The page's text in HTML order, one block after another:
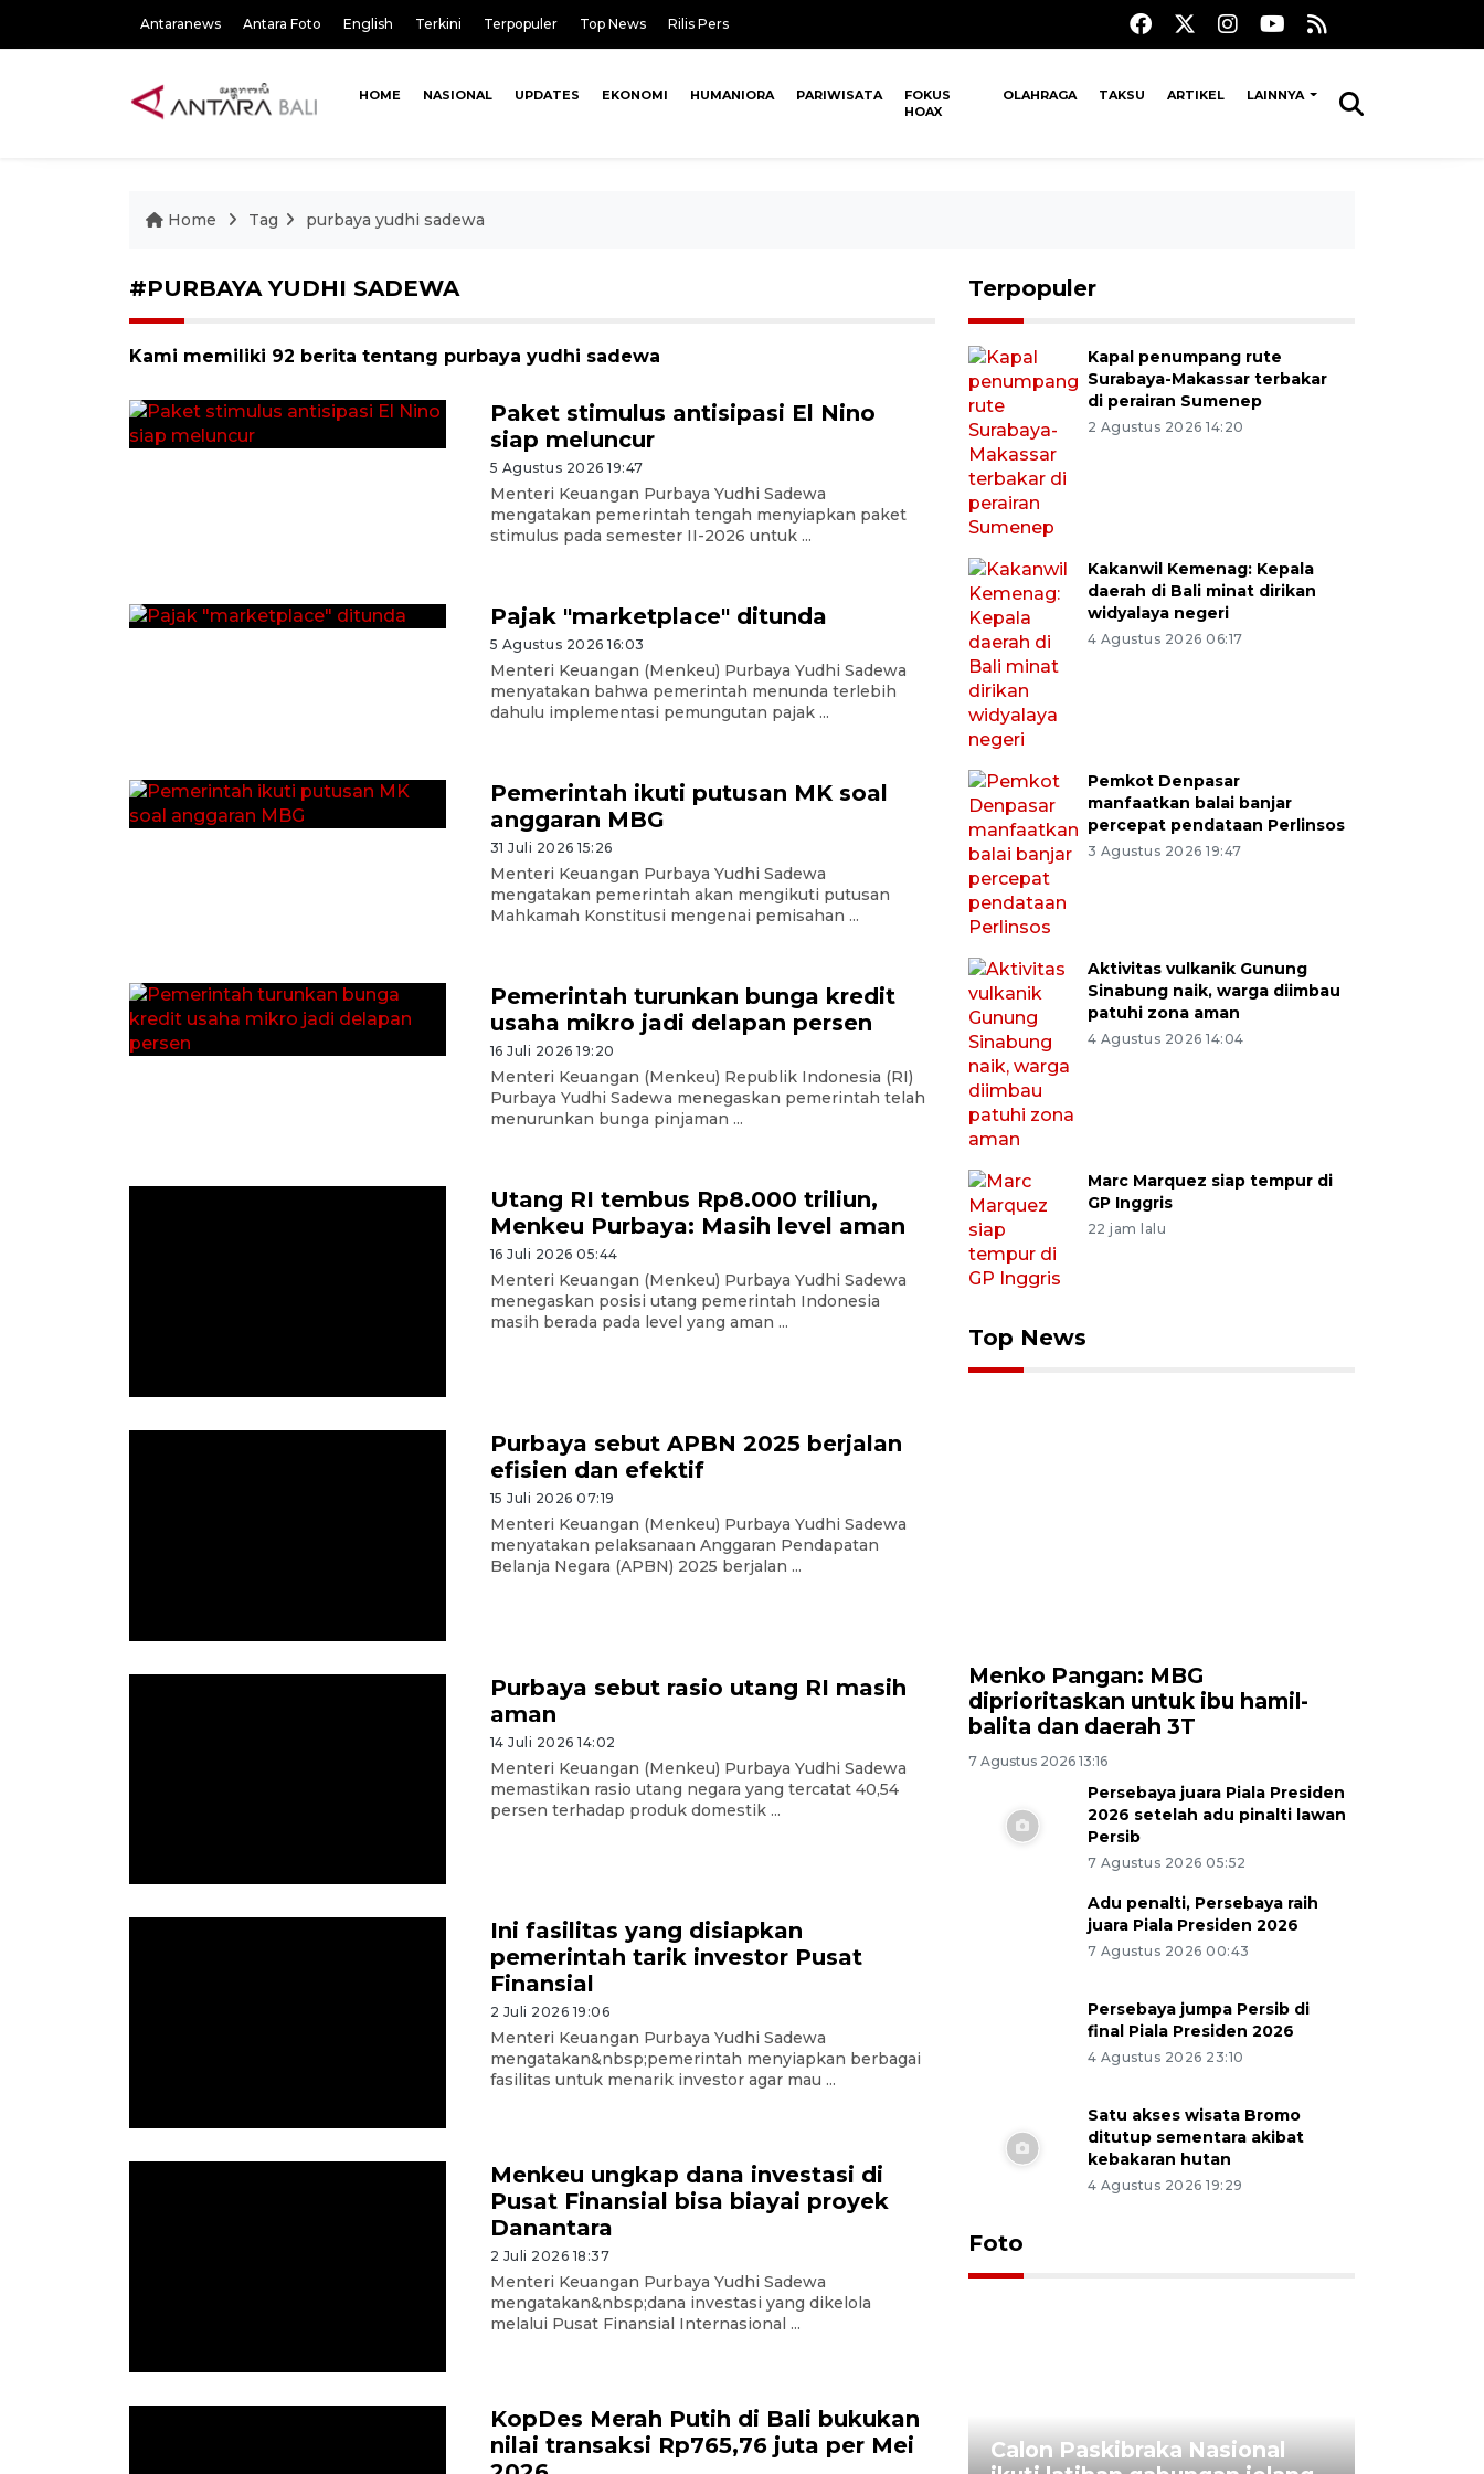
Antaranews Antara Foto English Terkini Terpopuler Top News Rilis Pers
HOME NASIONAL UPDATES EKONOMI HUMANIORA PARIWISATA
FOKUS
HOAX
OLAHRAGA TAKSU ARTIKEL LAINNYA
Home Tag purbaya yudhi sadewa
#PURBAYA YUDHI SADEWA
Kami memiliki 92 berita tentang purbaya yudhi sadewa
Paket stimulus antisipasi El Nino
siap meluncur
5 Agustus 2026 19:47
Menteri Keuangan Purbaya Yudhi Sadewa
mengatakan pemerintah tengah menyiapkan paket
stimulus pada semester II-2026 untuk ...
Pajak "marketplace" ditunda
5 Agustus 2026 16:03
Menteri Keuangan (Menkeu) Purbaya Yudhi Sadewa
menyatakan bahwa pemerintah menunda terlebih
dahulu implementasi pemungutan pajak ...
Pemerintah ikuti putusan MK soal
anggaran MBG
31 Juli 2026 15:26
Menteri Keuangan Purbaya Yudhi Sadewa
mengatakan pemerintah akan mengikuti putusan
Mahkamah Konstitusi mengenai pemisahan ...
Pemerintah turunkan bunga kredit
usaha mikro jadi delapan persen
16 Juli 2026 19:20
Menteri Keuangan (Menkeu) Republik Indonesia (RI)
Purbaya Yudhi Sadewa menegaskan pemerintah telah
menurunkan bunga pinjaman ...
Utang RI tembus Rp8.000 triliun,
Menkeu Purbaya: Masih level aman
16 Juli 2026 05:44
Menteri Keuangan (Menkeu) Purbaya Yudhi Sadewa
menegaskan posisi utang pemerintah Indonesia
masih berada pada level yang aman ...
Purbaya sebut APBN 2025 berjalan
efisien dan efektif
15 Juli 2026 07:19
Menteri Keuangan (Menkeu) Purbaya Yudhi Sadewa
menyatakan pelaksanaan Anggaran Pendapatan
Belanja Negara (APBN) 2025 berjalan ...
Purbaya sebut rasio utang RI masih
aman
14 Juli 2026 14:02
Menteri Keuangan (Menkeu) Purbaya Yudhi Sadewa
memastikan rasio utang negara yang tercatat 40,54
persen terhadap produk domestik ...
Ini fasilitas yang disiapkan
pemerintah tarik investor Pusat
Finansial
2 Juli 2026 19:06
Menteri Keuangan Purbaya Yudhi Sadewa
mengatakan&nbsp;pemerintah menyiapkan berbagai
fasilitas untuk menarik investor agar mau ...
Menkeu ungkap dana investasi di
Pusat Finansial bisa biayai proyek
Danantara
2 Juli 2026 18:37
Menteri Keuangan Purbaya Yudhi Sadewa
mengatakan&nbsp;dana investasi yang dikelola
melalui Pusat Finansial Internasional ...
KopDes Merah Putih di Bali bukukan
nilai transaksi Rp765,76 juta per Mei
Terpopuler
Kapal penumpang rute
Surabaya-Makassar terbakar
di perairan Sumenep
2 Agustus 2026 14:20
Kakanwil Kemenag: Kepala
daerah di Bali minat dirikan
widyalaya negeri
4 Agustus 2026 06:17
Pemkot Denpasar
manfaatkan balai banjar
percepat pendataan Perlinsos
3 Agustus 2026 19:47
Aktivitas vulkanik Gunung
Sinabung naik, warga diimbau
patuhi zona aman
4 Agustus 2026 14:04
Marc Marquez siap tempur di
GP Inggris
22 jam lalu
Top News
Menko Pangan: MBG
diprioritaskan untuk ibu hamil-
balita dan daerah 3T
7 Agustus 2026 13:16
Persebaya juara Piala Presiden
2026 setelah adu pinalti lawan
Persib
7 Agustus 2026 05:52
Adu penalti, Persebaya raih
juara Piala Presiden 2026
7 Agustus 2026 00:43
Persebaya jumpa Persib di
final Piala Presiden 2026
4 Agustus 2026 23:10
Satu akses wisata Bromo
ditutup sementara akibat
kebakaran hutan
4 Agustus 2026 19:29
Foto
Pemerintah tunda pungutan
Calon Paskibraka Nasional